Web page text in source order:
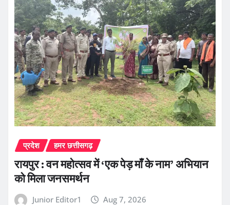
प्रदेश हमर छत्तीसगढ़
रायपुर : वन महोत्सव में ‘एक पेड़ माँ के नाम’ अभियान
को मिला जनसमर्थन
Junior Editor1 Aug 7, 2026